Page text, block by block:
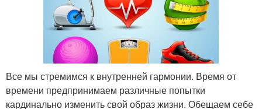
Все мы стремимся к внутренней гармонии. Время от
времени предпринимаем различные попытки
кардинально изменить свой образ жизни. Обещаем себе